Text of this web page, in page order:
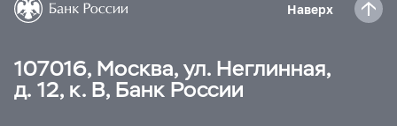
Наверх
107016, Москва, ул. Неглинная,
д. 12, к. В, Банк России